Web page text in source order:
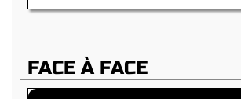
FACE À FACE